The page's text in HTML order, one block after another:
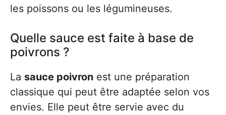
les poissons ou les légumineuses.
Quelle sauce est faite à base de
poivrons ?
La sauce poivron est une préparation
classique qui peut être adaptée selon vos
envies. Elle peut être servie avec du